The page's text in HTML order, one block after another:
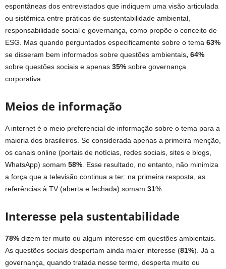
espontâneas dos entrevistados que indiquem uma visão articulada
ou sistêmica entre práticas de sustentabilidade ambiental,
responsabilidade social e governança, como propõe o conceito de
ESG. Mas quando perguntados especificamente sobre o tema 63%
se disseram bem informados sobre questões ambientais, 64%
sobre questões sociais e apenas 35% sobre governança
corporativa.
Meios de informação
A internet é o meio preferencial de informação sobre o tema para a
maioria dos brasileiros. Se considerada apenas a primeira menção,
os canais online (portais de notícias, redes sociais, sites e blogs,
WhatsApp) somam 58%. Esse resultado, no entanto, não minimiza
a força que a televisão continua a ter: na primeira resposta, as
referências à TV (aberta e fechada) somam 31%.
Interesse pela sustentabilidade
78% dizem ter muito ou algum interesse em questões ambientais.
As questões sociais despertam ainda maior interesse (81%). Já a
governança, quando tratada nesse termo, desperta muito ou